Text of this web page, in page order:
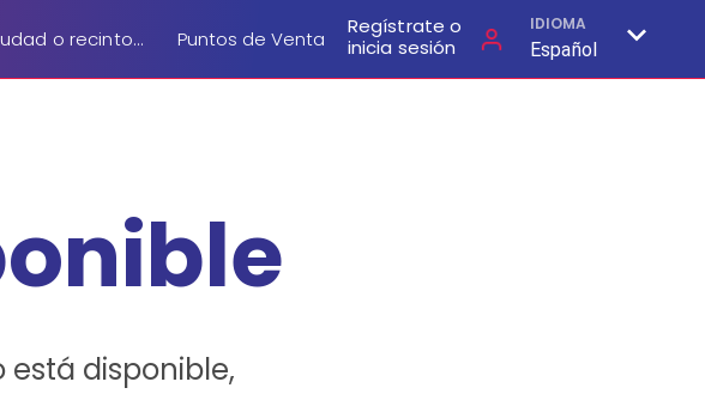
Puntos de Venta
Regístrate o
inicia sesión
IDIOMA
Español
disponible,